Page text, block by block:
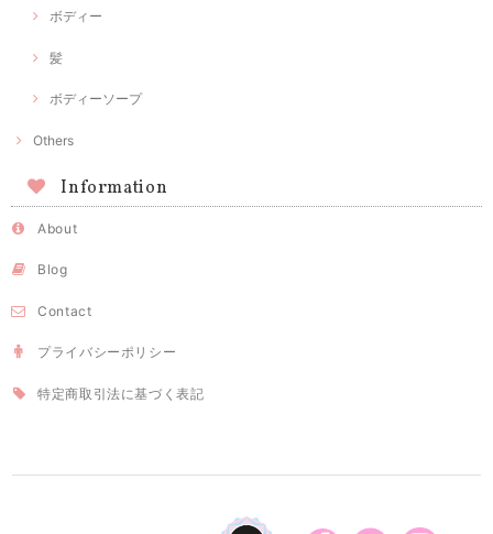
ボディー
髪
ボディーソープ
Others
Information
About
Blog
Contact
プライバシーポリシー
特定商取引法に基づく表記